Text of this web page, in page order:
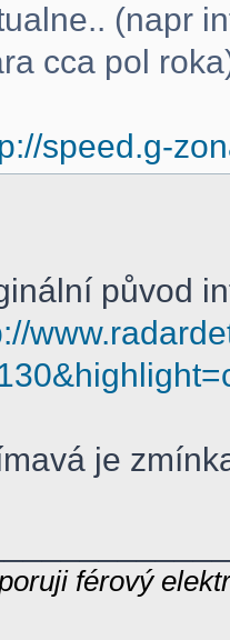
(napr
cca pol
speed.g-
původ
je
férový